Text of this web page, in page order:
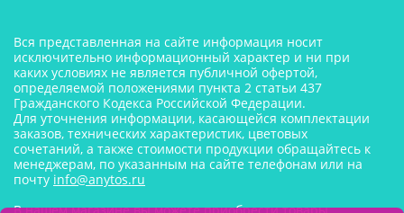
Вся представленная на сайте информация носит
исключительно информационный характер и ни при
каких условиях не является публичной офертой,
определяемой положениями пункта 2 статьи 437
Гражданского Кодекса Российской Федерации.
Для уточнения информации, касающейся комплектации
заказов, технических характеристик, цветовых
сочетаний, а также стоимости продукции обращайтесь к
менеджерам, по указанным на сайте телефонам или на
почту info@anytos.ru